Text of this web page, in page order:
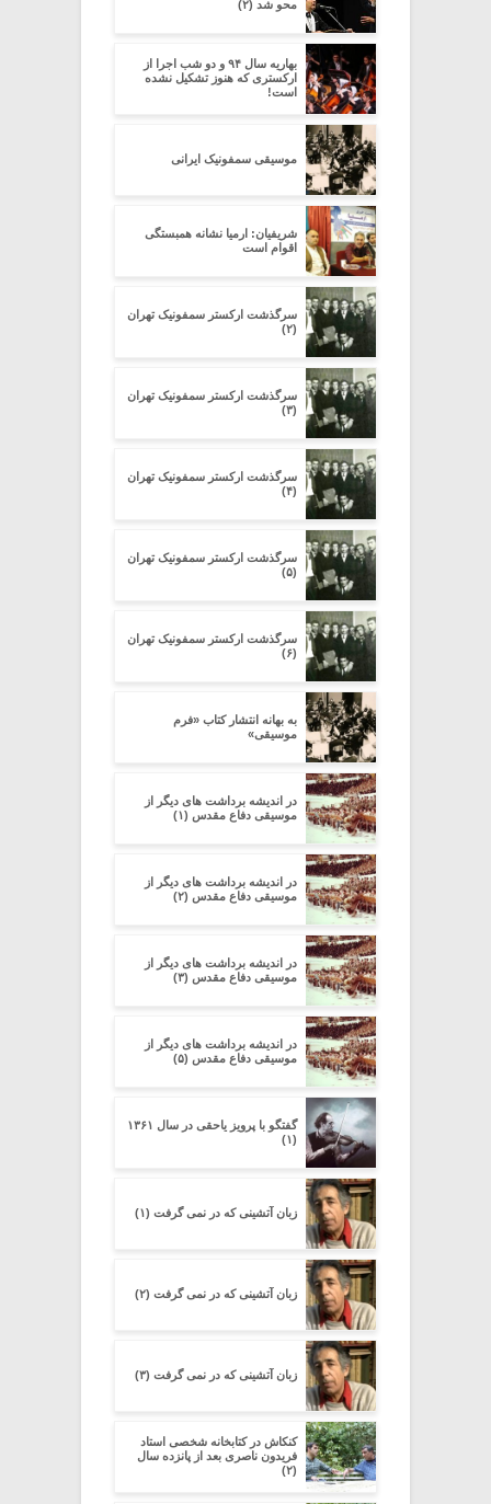
محو شد (۲)
بهاریه سال ۹۴ و دو شب اجرا از
ارکستری که هنوز تشکیل نشده
است!
موسیقی سمفونیک ایرانی
شریفیان: ارمیا نشانه همبستگی
اقوام است
سرگذشت ارکستر سمفونیک تهران
(۲)
سرگذشت ارکستر سمفونیک تهران
(۳)
سرگذشت ارکستر سمفونیک تهران
(۴)
سرگذشت ارکستر سمفونیک تهران
(۵)
سرگذشت ارکستر سمفونیک تهران
(۶)
به بهانه انتشار کتاب «فرم
موسیقی»
در اندیشه برداشت های دیگر از
موسیقی دفاع مقدس (۱)
در اندیشه برداشت های دیگر از
موسیقی دفاع مقدس (۲)
در اندیشه برداشت های دیگر از
موسیقی دفاع مقدس (۳)
در اندیشه برداشت های دیگر از
موسیقی دفاع مقدس (۵)
گفتگو با پرویز یاحقی در سال ۱۳۶۱
(۱)
زبان آتشینی که در نمی گرفت (۱)
زبان آتشینی که در نمی گرفت (۲)
زبان آتشینی که در نمی گرفت (۳)
کنکاش در کتابخانه شخصی استاد
فریدون ناصری بعد از پانزده سال
(۲)